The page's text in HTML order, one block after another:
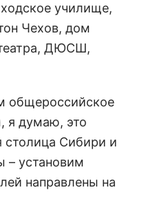
училище,
Чехов, дом
ДЮСШ,
общероссийское
я думаю, это
столица Сибири и
– установим
направлены на